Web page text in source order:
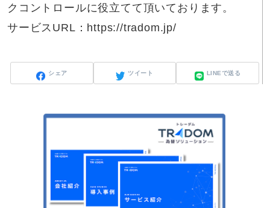
クコントロールに役立てて頂いております。
サービスURL：https://tradom.jp/
シェア ツイート LINEで送る